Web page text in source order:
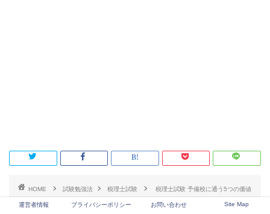
HOME 試験勉強法 税理士試験 税理士試験 予備校に通う5つの価値
運営者情報 プライバシーポリシー お問い合わせ Site Map